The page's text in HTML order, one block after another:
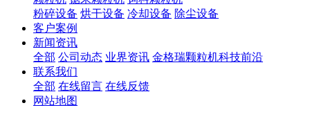
粉碎设备 烘干设备 冷却设备 除尘设备
客户案例
新闻资讯
全部 公司动态 业界资讯 金格瑞颗粒机科技前沿
联系我们
全部 在线留言 在线反馈
网站地图